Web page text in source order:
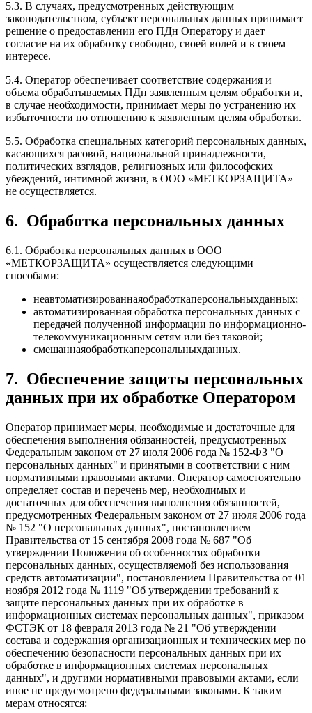
5.3. В случаях, предусмотренных действующим
законодательством, субъект персональных данных принимает
решение о предоставлении его ПДн Оператору и дает
согласие на их обработку свободно, своей волей и в своем
интересе.
5.4. Оператор обеспечивает соответствие содержания и
объема обрабатываемых ПДн заявленным целям обработки и,
в случае необходимости, принимает меры по устранению их
избыточности по отношению к заявленным целям обработки.
5.5. Обработка специальных категорий персональных данных,
касающихся расовой, национальной принадлежности,
политических взглядов, религиозных или философских
убеждений, интимной жизни, в ООО «МЕТКОРЗАЩИТА»
не осуществляется.
6. Обработка персональных данных
6.1. Обработка персональных данных в ООО
«МЕТКОРЗАЩИТА» осуществляется следующими
способами:
неавтоматизированнаяобработкаперсональныхданных;
автоматизированная обработка персональных данных с
передачей полученной информации по информационно-
телекоммуникационным сетям или без таковой;
смешаннаяобработкаперсональныхданных.
7. Обеспечение защиты персональных
данных при их обработке Оператором
Оператор принимает меры, необходимые и достаточные для
обеспечения выполнения обязанностей, предусмотренных
Федеральным законом от 27 июля 2006 года № 152-ФЗ "О
персональных данных" и принятыми в соответствии с ним
нормативными правовыми актами. Оператор самостоятельно
определяет состав и перечень мер, необходимых и
достаточных для обеспечения выполнения обязанностей,
предусмотренных Федеральным законом от 27 июля 2006 года
№ 152 "О персональных данных", постановлением
Правительства от 15 сентября 2008 года № 687 "Об
утверждении Положения об особенностях обработки
персональных данных, осуществляемой без использования
средств автоматизации", постановлением Правительства от 01
ноября 2012 года № 1119 "Об утверждении требований к
защите персональных данных при их обработке в
информационных системах персональных данных", приказом
ФСТЭК от 18 февраля 2013 года № 21 "Об утверждении
состава и содержания организационных и технических мер по
обеспечению безопасности персональных данных при их
обработке в информационных системах персональных
данных", и другими нормативными правовыми актами, если
иное не предусмотрено федеральными законами. К таким
мерам относятся: